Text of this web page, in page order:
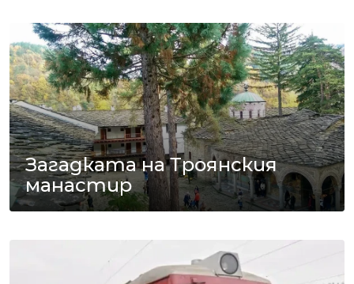
Загадката на Троянския
манастир